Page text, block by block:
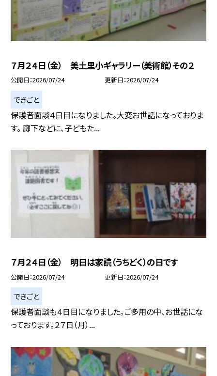
７月２４日（金） 美土里小ギャラリー（美術館）その２
公開日 2026/07/24 更新日 2026/07/24
できごと
保護者面談４日目になりました。大変お世話になっておりま
す。 廊下などに、子どもた...
７月２４日（金） 明日は家読（うちどく）の日です
公開日 2026/07/24 更新日 2026/07/24
できごと
保護者面談も４日目になりました。ご多用の中、お世話にな
っております。２７日（月）...